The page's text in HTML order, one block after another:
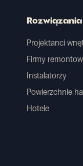
Rozwiązania
Projektanci
Firmy
Instalatorzy
Powierzchnie
Hotele